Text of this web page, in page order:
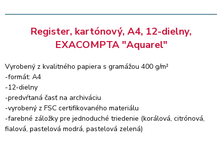
Register, kartónový, A4, 12-dielny,
EXACOMPTA "Aquarel"
Vyrobený z kvalitného papiera s gramážou 400 g/m²
-formát: A4
-12-dielny
-predvŕtaná časť na archiváciu
-vyrobený z FSC certifikovaného materiálu
-farebné záložky pre jednoduché triedenie (korálová, citrónová,
fialová, pastelová modrá, pastelová zelená)